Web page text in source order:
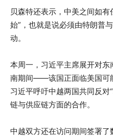
贝森特还表示，中美之间如
始”，也就是说必须由特朗普
动。
本周一，习近平主席展开对
南期间——该国正面临美国
习近平呼吁中越两国共同反对
链与供应链方面的合作。
中越双方还在访问期间签署了